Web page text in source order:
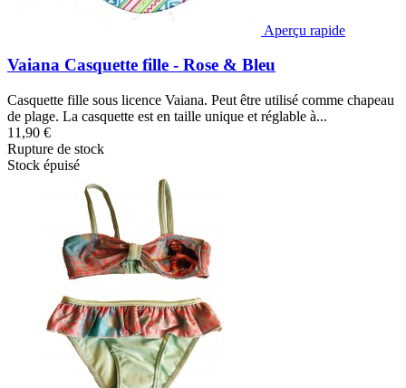
Aperçu rapide
Vaiana Casquette fille - Rose & Bleu
Casquette fille sous licence Vaiana. Peut être utilisé comme chapeau
de plage. La casquette est en taille unique et réglable à...
11,90 €
Rupture de stock
Stock épuisé